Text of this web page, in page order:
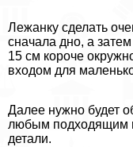
Лежанку сделать
сначала дно, а
15 см короче
входом для
Далее нужно будет
любым подходящим
детали.